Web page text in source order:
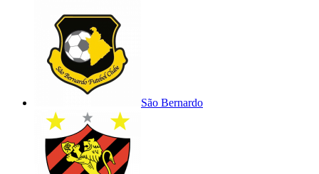
São Bernardo